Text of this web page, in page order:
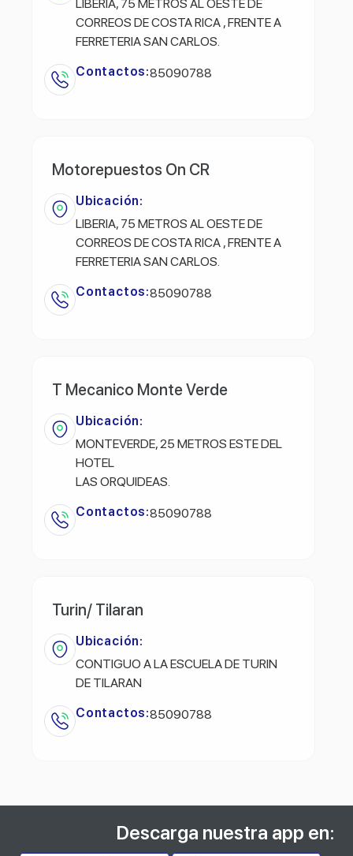
LIBERIA, 75 METROS AL OESTE DE
CORREOS DE COSTA RICA , FRENTE A
FERRETERIA SAN CARLOS.
Contactos:85090788
Motorepuestos On CR
Ubicación:
LIBERIA, 75 METROS AL OESTE DE
CORREOS DE COSTA RICA , FRENTE A
FERRETERIA SAN CARLOS.
Contactos:85090788
T Mecanico Monte Verde
Ubicación:
MONTEVERDE, 25 METROS ESTE DEL
HOTEL
LAS ORQUIDEAS.
Contactos:85090788
Turin/ Tilaran
Ubicación:
CONTIGUO A LA ESCUELA DE TURIN
DE TILARAN
Contactos:85090788
Descarga nuestra app en: